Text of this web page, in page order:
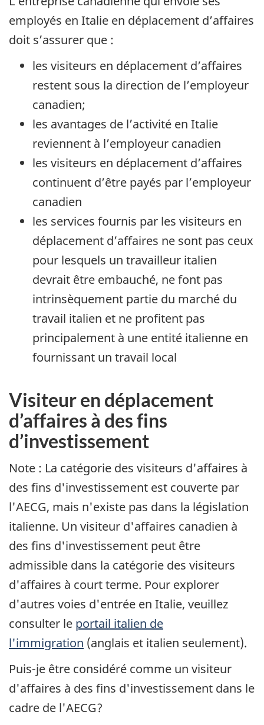
employés en Italie en déplacement d’affaires
doit s’assurer que :
les visiteurs en déplacement d’affaires
restent sous la direction de l’employeur
canadien;
les avantages de l’activité en Italie
reviennent à l’employeur canadien
les visiteurs en déplacement d’affaires
continuent d’être payés par l’employeur
canadien
les services fournis par les visiteurs en
déplacement d’affaires ne sont pas ceux
pour lesquels un travailleur italien
devrait être embauché, ne font pas
intrinsèquement partie du marché du
travail italien et ne profitent pas
principalement à une entité italienne en
fournissant un travail local
Visiteur en déplacement
d’affaires à des fins
d’investissement
Note : La catégorie des visiteurs d'affaires à
des fins d'investissement est couverte par
l'AECG, mais n'existe pas dans la législation
italienne. Un visiteur d'affaires canadien à
des fins d'investissement peut être
admissible dans la catégorie des visiteurs
d'affaires à court terme. Pour explorer
d'autres voies d'entrée en Italie, veuillez
consulter le portail italien de
l'immigration (anglais et italien seulement).
Puis-je être considéré comme un visiteur
d'affaires à des fins d'investissement dans le
cadre de l'AECG?